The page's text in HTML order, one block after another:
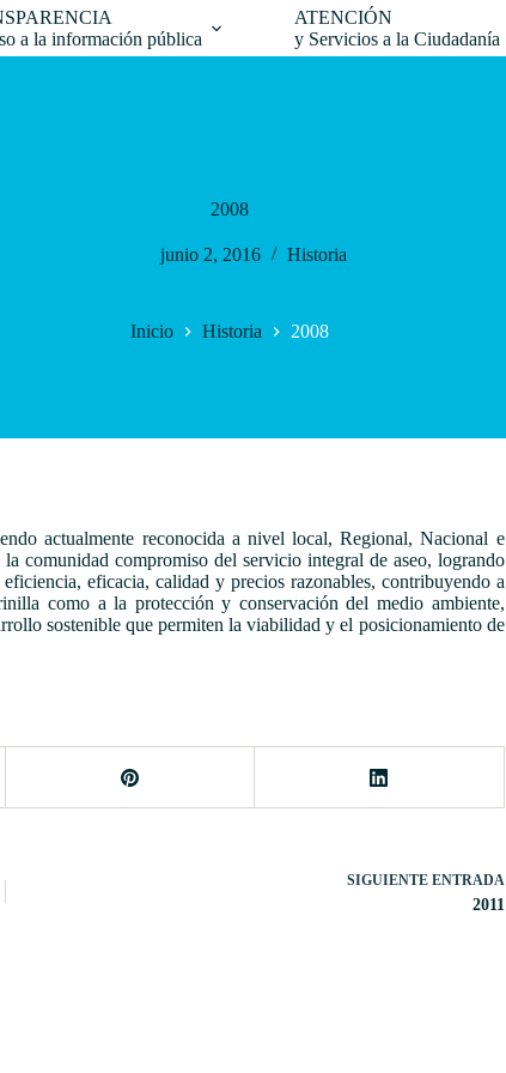
a la información pública
ATENCIÓN
y Servicios a la Ciudadanía
2008
junio 2, 2016 Historia
Inicio Historia 2008
actualmente reconocida a nivel local, Regional, Nacional e
comunidad compromiso del servicio integral de aseo, logrando
eficacia, calidad y precios razonables, contribuyendo a
como a la protección y conservación del medio ambiente,
sostenible que permiten la viabilidad y el posicionamiento de
SIGUIENTE ENTRADA
2011